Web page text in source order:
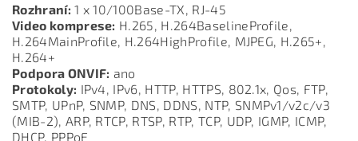
Rozhraní: 1 x 10/100Base-TX, RJ-45
Video komprese: H.265, H.264BaselineProfile,
H.264MainProfile, H.264HighProfile, MJPEG, H.265+,
H.264+
Podpora ONVIF: ano
Protokoly: IPv4, IPv6, HTTP, HTTPS, 802.1x, Qos, FTP,
SMTP, UPnP, SNMP, DNS, DDNS, NTP, SNMPv1/v2c/v3
(MIB-2), ARP, RTCP, RTSP, RTP, TCP, UDP, IGMP, ICMP,
DHCP, PPPoE